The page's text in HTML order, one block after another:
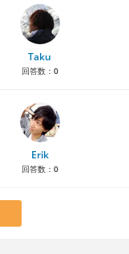
Taku
回答数： 0
Erik
回答数： 0